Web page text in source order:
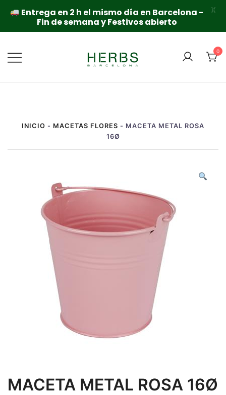
contenido
0
INICIO - MACETAS FLORES - MACETA METAL ROSA
16Ø
MACETA METAL ROSA 16Ø
Entrega en 2 h el mismo día en Barcelona -
Fin de semana y Festivos abierto
X